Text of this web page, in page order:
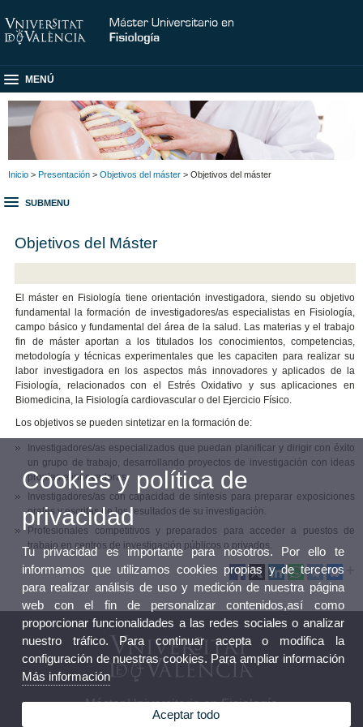
MENÚ
Inicio > Presentación > Objetivos del máster > Objetivos del máster
SUBMENU
Objetivos del Máster
El máster en Fisiología tiene orientación investigadora, siendo su objetivo
fundamental la formación de investigadores/as especialistas en Fisiología,
campo básico y fundamental del área de la salud. Las materias y el trabajo
fin de máster aportan a los titulados los conocimientos, competencias,
metodología y técnicas experimentales que les capaciten para realizar su
labor investigadora en los aspectos más innovadores y aplicados de la
Fisiología, relacionados con el Estrés Oxidativo y sus aplicaciones en
Biomedicina, la Fisiología cardiovascular o del Ejercicio Físico.
Los objetivos se pueden sintetizar en la formación de:
Investigadores/as especializados que puedan planificar y dirigir con éxito
un grupo de trabajo, desarrollando proyectos de investigación con ideas
propias e innovadoras.
Investigadores/as con capacidad de síntesis para preparar exposiciones
orales y escritas de los resultados de su investigación.
Profesionales competitivos y preparados para acceder a puestos de
trabajo en centros de investigación públicos o privados.
Máster Universitario en Fisiología
Cookies y política de
privacidad
Tu privacidad es importante para nosotros. Por ello te
informamos que utilizamos cookies propias y de terceros
para realizar análisis de uso y medición de nuestra página
web con el fin de personalizar contenidos,así como
proporcionar funcionalidades a las redes sociales o analizar
nuestro tráfico. Para continuar acepta o modifica la
configuración de nuestras cookies. Para ampliar información
Más información
Aceptar todo